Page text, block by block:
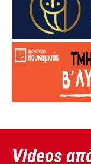
Videos